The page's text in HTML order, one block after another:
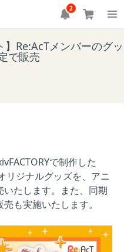
2
】Re:AcTメンバーのグッ
で販売
で制作した
リジナルグッズを、アニ
たします。また、同期
も実施いたします。